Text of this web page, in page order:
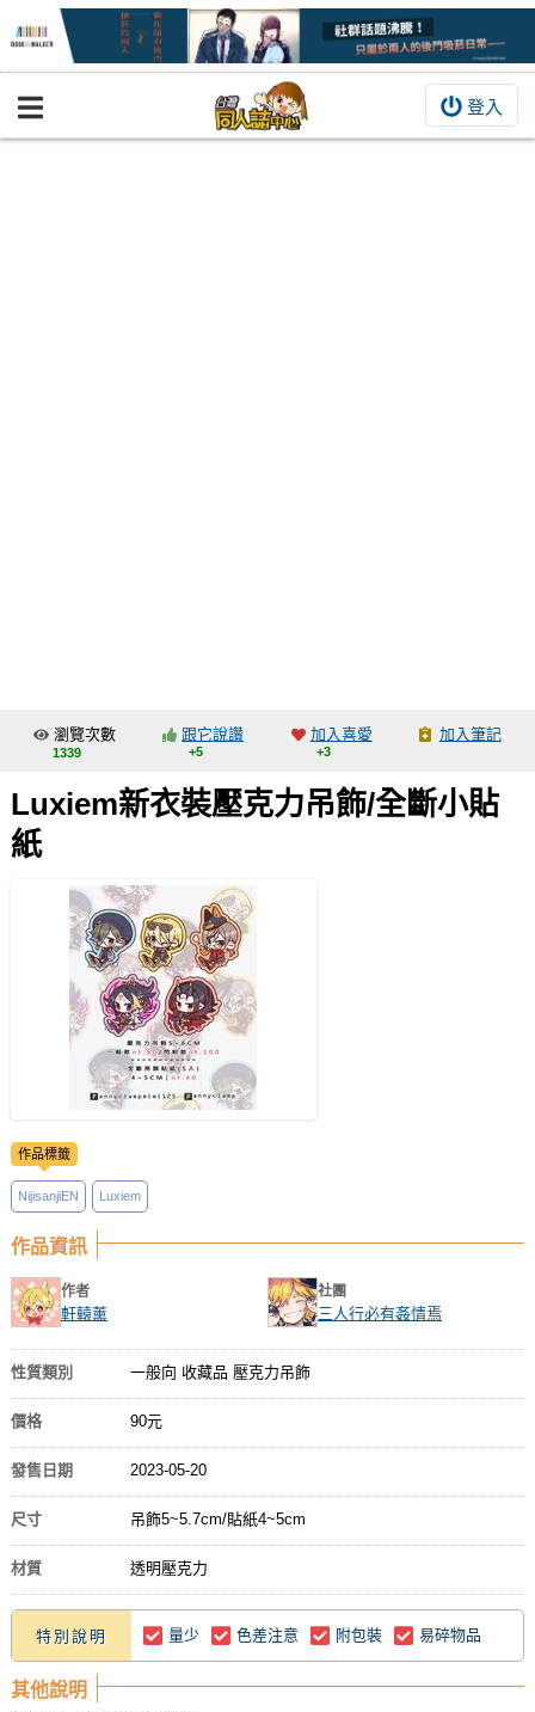
登入
BOOKY書集倉庫
交流中心
攤位轉讓區
會員功能選單
註冊會員
登入
瀏覽次數
1339
跟它說讚
+5
加入喜愛
+3
加入筆記
Luxiem新衣裝壓克力吊飾/全斷小貼
紙
作品標籤
NijisanjiEN Luxiem
作品資訊
作者
軒轅薰
社團
三人行必有姦情焉
性質類別 一般向 收藏品 壓克力吊飾
價格 90元
發售日期 2023-05-20
尺寸 吊飾5~5.7cm/貼紙4~5cm
材質 透明壓克力
特別說明 量少 色差注意 附包裝 易碎物品
其他說明